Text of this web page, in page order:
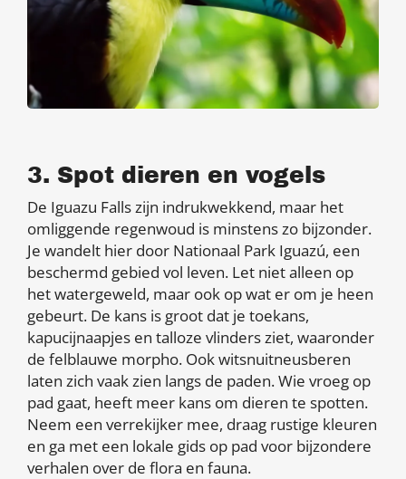
3. Spot dieren en vogels
De Iguazu Falls zijn indrukwekkend, maar het
omliggende regenwoud is minstens zo bijzonder.
Je wandelt hier door Nationaal Park Iguazú, een
beschermd gebied vol leven. Let niet alleen op
het watergeweld, maar ook op wat er om je heen
gebeurt. De kans is groot dat je toekans,
kapucijnaapjes en talloze vlinders ziet, waaronder
de felblauwe morpho. Ook witsnuitneusberen
laten zich vaak zien langs de paden. Wie vroeg op
pad gaat, heeft meer kans om dieren te spotten.
Neem een verrekijker mee, draag rustige kleuren
en ga met een lokale gids op pad voor bijzondere
verhalen over de flora en fauna.